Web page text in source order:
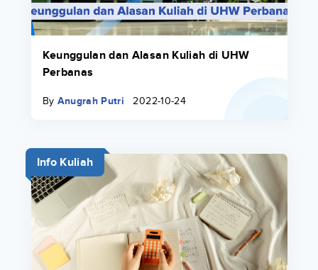
Keunggulan dan Alasan Kuliah di UHW
Perbanas
By Anugrah Putri 2022-10-24
Info Kuliah